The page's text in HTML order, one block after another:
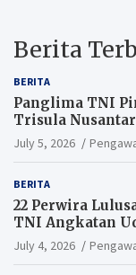
Berita
BERITA
Panglima TNI
Trisula
Perang Modern
July 5, 2026
BERITA
22 Perwira
TNI Angkatan
July 4, 2026